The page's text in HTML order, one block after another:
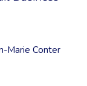
Marie Conter